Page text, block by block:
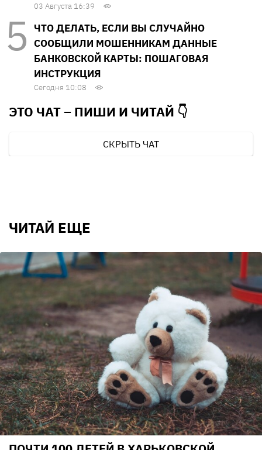
03 Августа 16:39
ЧТО ДЕЛАТЬ, ЕСЛИ ВЫ СЛУЧАЙНО
СООБЩИЛИ МОШЕННИКАМ ДАННЫЕ
БАНКОВСКОЙ КАРТЫ: ПОШАГОВАЯ
ИНСТРУКЦИЯ
Сегодня 10:08
ЭТО ЧАТ – ПИШИ И ЧИТАЙ 👇
СКРЫТЬ ЧАТ
ЧИТАЙ ЕЩЕ